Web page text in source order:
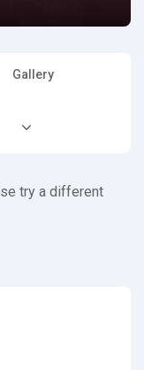
Gallery
try a different